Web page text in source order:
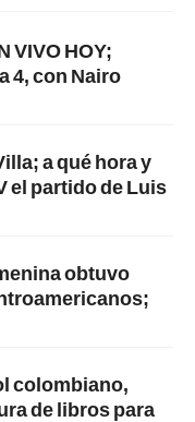
VIVO HOY;
4, con Nairo
a qué hora y
el partido de Luis
obtuvo
colombiano,
de libros para